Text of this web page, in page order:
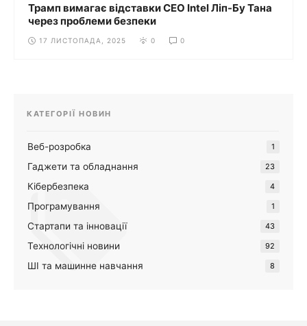
Трамп вимагає відставки CEO Intel Ліп-Бу Тана
через проблеми безпеки
17 ЛИСТОПАДА, 2025 0 0
КАТЕГОРІЇ НОВИН
Веб-розробка 1
Гаджети та обладнання 23
Кібербезпека 4
Програмування 1
Стартапи та інновації 43
Технологічні новини 92
ШІ та машинне навчання 8